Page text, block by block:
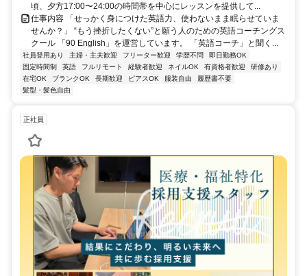
頃、夕方17:00〜24:00の時間帯を中心にレッスンを提供して...
仕事内容 「せっかく身につけた英語力、使わないまま眠らせていま
せんか？」 “もう挫折したくない”と願う人のための英語コーチングス
クール 「90 English」を運営しています。 「英語コーチ」と聞く...
社員登用あり 主婦・主夫歓迎 フリーター歓迎 学歴不問
即日勤務OK
固定時間制
英語 フルリモート 経験者歓迎 ネイルOK 有資格者歓迎
研修あり
在宅OK
ブランクOK 長期歓迎 ピアスOK 服装自由
履歴書不要
髪型・髪色自由
正社員